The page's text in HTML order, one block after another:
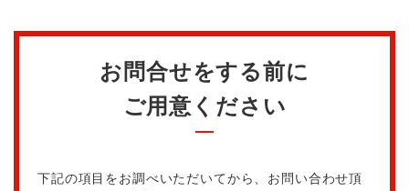
お問合せをする前に
ご用意ください
下記の項目をお調べいただいてから、お問い合わせ頂